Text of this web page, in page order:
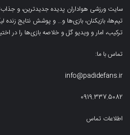
سایت ورزشی هواداران پدیده جدیدترین، و
تیم‌ها، بازیکنان، بازی‌ها و… و پوشش نتایج
ترکیب، امار و ویدیو‌‌ گل‌ و خلاصه بازی‌ها را در
تماس با ما:
info@padidefans.ir
0919.337.5082
اطلاعات تماس